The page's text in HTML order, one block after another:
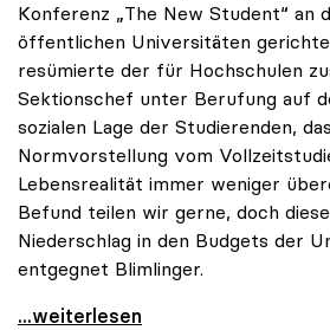
Konferenz „The New Student“ an
öffentlichen Universitäten
resümierte der für Hochschulen
Sektionschef unter Berufung auf
sozialen Lage der Studierenden,
Normvorstellung vom
Lebensrealität immer weniger
Befund teilen wir gerne, doch
Niederschlag in den Budgets der
entgegnet Blimlinger.
uniko: Realität des Studierenden
...weiterlesen